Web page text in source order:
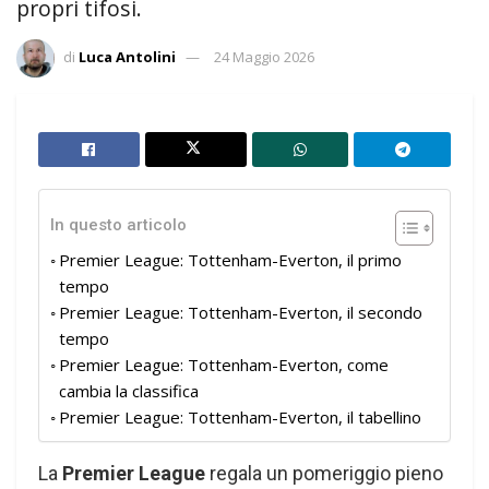
propri tifosi.
di Luca Antolini 24 Maggio 2026
In questo articolo
Premier League: Tottenham-Everton, il primo
tempo
Premier League: Tottenham-Everton, il secondo
tempo
Premier League: Tottenham-Everton, come
cambia la classifica
Premier League: Tottenham-Everton, il tabellino
La Premier League regala un pomeriggio pieno